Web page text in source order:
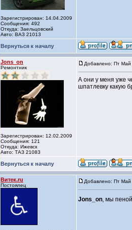
Зарегистрирован: 14.04.2009
Сообщения: 492
Откуда: Заельцовский
Авто: ВАЗ 21013
Вернуться к началу
Jons_on
Ремонтник
Зарегистрирован: 12.02.2009
Сообщения: 121
Откуда: Ижевск
Авто: ТАЗ 21083
Добавлено: Пт
А они у меня уже
шпатлевку какую
Вернуться к началу
Витек.ru
Постоялец
Добавлено: Пт
Jons_on, мы